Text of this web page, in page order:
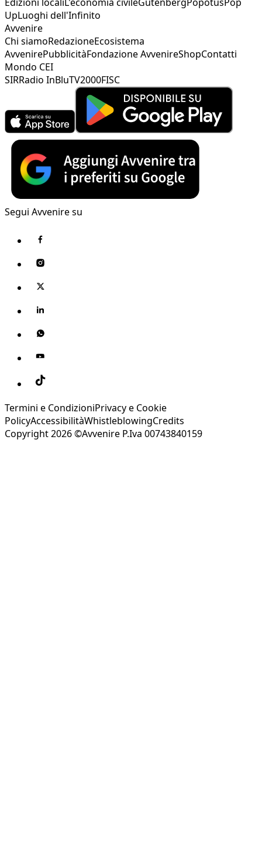
UpLuoghi dell'Infinito
Avvenire
Chi siamoRedazioneEcosistema
AvvenirePubblicitàFondazione AvvenireShopContatti
Mondo CEI
SIRRadio InBluTV2000FISC
Segui Avvenire su
Termini e CondizioniPrivacy e Cookie
PolicyAccessibilitàWhistleblowingCredits
Copyright 2026 ©Avvenire P.Iva 00743840159